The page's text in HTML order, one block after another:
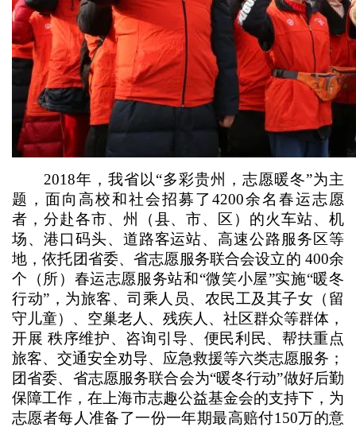
2018年，我省以“多彩贵州，志愿暖冬”为主
题，面向高校和社会招募了4200余名春运志愿
者，分赴各市、州（县、市、区）的火车站、机
场、港口码头、道路客运站、高速公路服务区等
地，依托团省委、省志愿服务联合会设立的 400余
个（所）春运志愿服务站和“微笑小屋”实施“暖冬
行动”，为旅客、司乘人员、农民工及其子女（留
守儿童）、空巢老人、残疾人、社区群众等群体，
开展 秩序维护、咨询引导、便民利民、帮扶重点
旅客、交通安全劝导、应急救援等六类志愿服务；
团省委、省志愿服务联合会为“暖冬行动”做好后勤
保障工作，在上海市志趣公益基金会的支持下，为
志愿者每人准备了一份一年期最高赔付150万的意